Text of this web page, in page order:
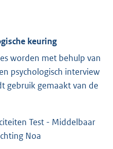
keuring
worden met behulp van
psychologisch interview
gebruik gemaakt van de
Test - Middelbaar
Noa